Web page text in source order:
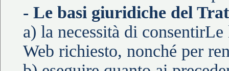
- Le basi giuridiche del
a) la necessità di
Web richiesto, nonché per